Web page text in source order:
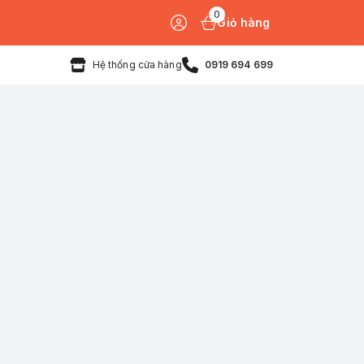
0
Giỏ hàng
Hệ thống cửa hàng 0919 694 699